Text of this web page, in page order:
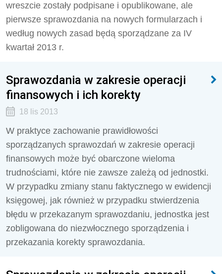
wreszcie zostały podpisane i opublikowane, ale
pierwsze sprawozdania na nowych formularzach i
według nowych zasad będą sporządzane za IV
kwartał 2013 r.
Sprawozdania w zakresie operacji
finansowych i ich korekty
18 lis 2013
W praktyce zachowanie prawidłowości
sporządzanych sprawozdań w zakresie operacji
finansowych może być obarczone wieloma
trudnościami, które nie zawsze zależą od jednostki.
W przypadku zmiany stanu faktycznego w ewidencji
księgowej, jak również w przypadku stwierdzenia
błędu w przekazanym sprawozdaniu, jednostka jest
zobligowana do niezwłocznego sporządzenia i
przekazania korekty sprawozdania.